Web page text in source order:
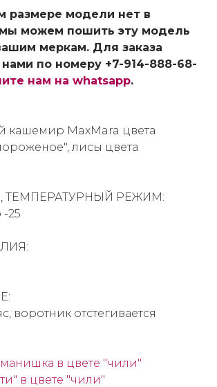
размере модели нет в
можем пошить эту модель
меркам. Для заказа
по номеру +7-914-888-68-
нам на whatsapp.
кашемир MaxMara цвета
лисы цвета
ТЕМПЕРАТУРНЫЙ РЕЖИМ:
-25
воротник отстегивается
в цвете "чили"
в цвете "чили"